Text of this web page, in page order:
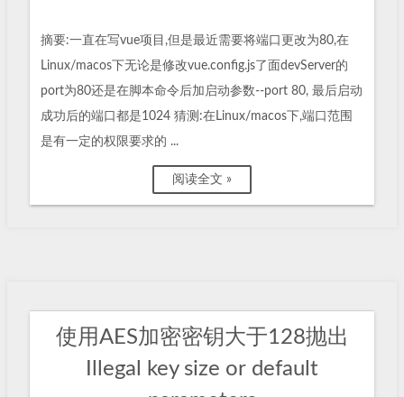
摘要:一直在写vue项目,但是最近需要将端口更改为80,在
Linux/macos下无论是修改vue.config.js了面devServer的
port为80还是在脚本命令后加启动参数--port 80, 最后启动
成功后的端口都是1024 猜测:在Linux/macos下,端口范围
是有一定的权限要求的 ...
阅读全文 »
使用AES加密密钥大于128抛出
Illegal key size or default